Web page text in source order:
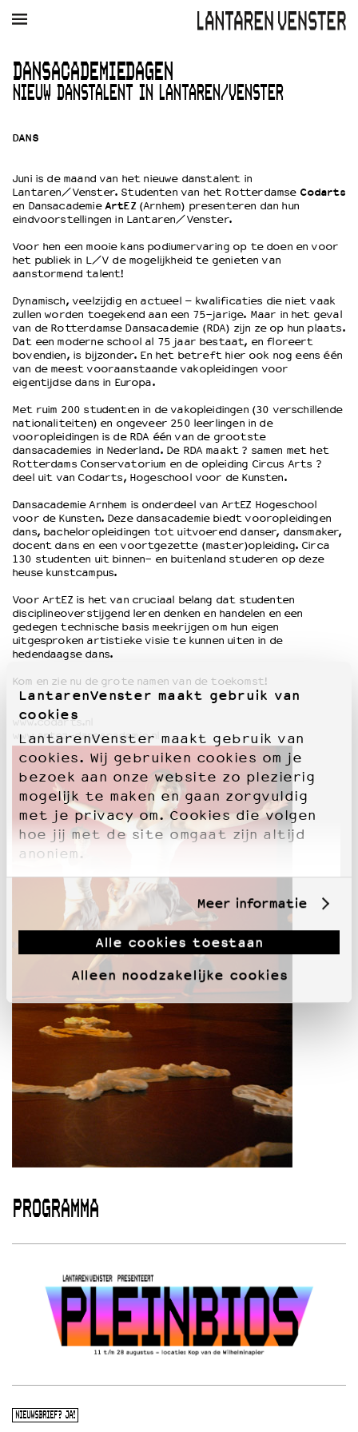
LantarenVenster maakt gebruik van
cookies
LantarenVenster maakt gebruik van
cookies. Wij gebruiken cookies om je
bezoek aan onze website zo plezierig
mogelijk te maken en gaan zorgvuldig
met je privacy om. Cookies die volgen
hoe jij met de site omgaat zijn altijd
anoniem.
Meer informatie
Alle cookies toestaan
Alleen noodzakelijke cookies
AGENDA FILM MUZIEK RESTAURANT
Winkelmandje
Zoek
PLAN JE BEZOEK
Bereikbaarheid
Kaartverkoop
EDUCATIE
Schoolvoorstellingen
Filmprogramma’s Primair Onderwijs
Filmprogramma’s VO/MBO
Speciale educatieprogramma’s
Wat we doen
Werken bij
Wie is wie
Word vriend
Partners
Huisregels
Privacyverklaring
Integriteits- en gedragscode
Culturele boycot Israël
Ruimte voor artistieke vrijheid – VNPF
DANSACADEMIEDAGEN
NIEUW DANSTALENT IN LANTAREN/VENSTER
DANS
Juni is de maand van het nieuwe danstalent in
Lantaren/Venster. Studenten van het Rotterdamse Codarts
en DansacademieArtEZ(Arnhem) presenteren dan hun
eindvoorstellingen in Lantaren/Venster.
Voor hen een mooie kans podiumervaring op te doen en voor
het publiek in L/V de mogelijkheid te genieten van
aanstormend talent!
Dynamisch, veelzijdig en actueel – kwalificaties die niet vaak
zullen worden toegekend aan een 75-jarige. Maar in het geval
van de Rotterdamse Dansacademie (RDA) zijn ze op hun plaats.
Dat een moderne school al 75 jaar bestaat, en floreert
bovendien, is bijzonder. En het betreft hier ook nog eens één
van de meest vooraanstaande vakopleidingen voor
eigentijdse dans in Europa.
Met ruim 200 studenten in de vakopleidingen (30 verschillende
nationaliteiten) en ongeveer 250 leerlingen in de
vooropleidingen is de RDA één van de grootste
dansacademies in Nederland. De RDA maakt ? samen met het
Rotterdams Conservatorium en de opleiding Circus Arts ?
deel uit van Codarts, Hogeschool voor de Kunsten.
Dansacademie Arnhem is onderdeel van ArtEZ Hogeschool
voor de Kunsten. Deze dansacademie biedt vooropleidingen
dans, bacheloropleidingen tot uitvoerend danser, dansmaker,
docent dans en een voortgezette (master)opleiding. Circa
130 studenten uit binnen- en buitenland studeren op deze
heuse kunstcampus.
Voor ArtEZ is het van cruciaal belang dat studenten
disciplineoverstijgend leren denken en handelen en een
gedegen technische basis meekrijgen om hun eigen
uitgesproken artistieke visie te kunnen uiten in de
hedendaagse dans.
Kom en zie nu de grote namen van de toekomst!
www.codarts.nl
www.artez-dansacademie.nl
PROGRAMMA
NIEUWSBRIEF? JA!